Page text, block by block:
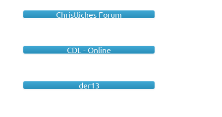
Christliches Forum
CDL - Online
der13